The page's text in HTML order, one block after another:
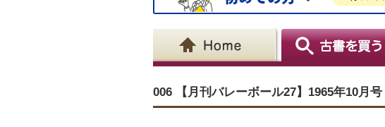
006 【月刊バレーボール27】1965年10月号